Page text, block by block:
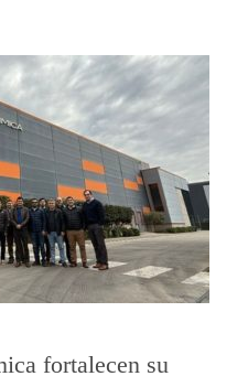
fortalecen su